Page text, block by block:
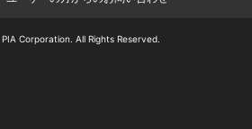
Corporation. All Rights Reserved.